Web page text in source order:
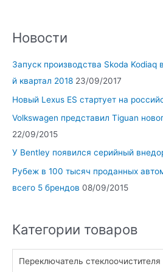
Новости
Запуск производства Skoda Kodiaq
й квартал 2018 23/09/2017
Новый Lexus ES стартует на
Volkswagen представил Tiguan
22/09/2015
У Bentley появился серийный
Рубеж в 100 тысяч проданных
всего 5 брендов 08/09/2015
Категории товаров
Переключатель